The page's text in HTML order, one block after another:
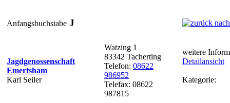
Anfangsbuchstabe J
Jagdgenossenschaft
Emertsham
Karl Seiler
Watzing 1
83342 Tacherting
Telefon: 08622
986952
Telefax: 08622
987815
weitere
Detailansicht
Kategorie: